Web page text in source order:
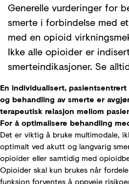
Generelle vurderinger for
smerte i forbindelse med
med en opioid
Ikke alle opioider er
smerteindikasjoner. Se
En individualisert,
og behandling av smerte er
terapeutisk relasjon mellom
For å optimalisere behandling
Det er viktig å bruke multimodale,
optimalt ved akutt og langvarig
opioider eller samtidig med
Opioider skal kun brukes når
funksjon forventes å oppveie